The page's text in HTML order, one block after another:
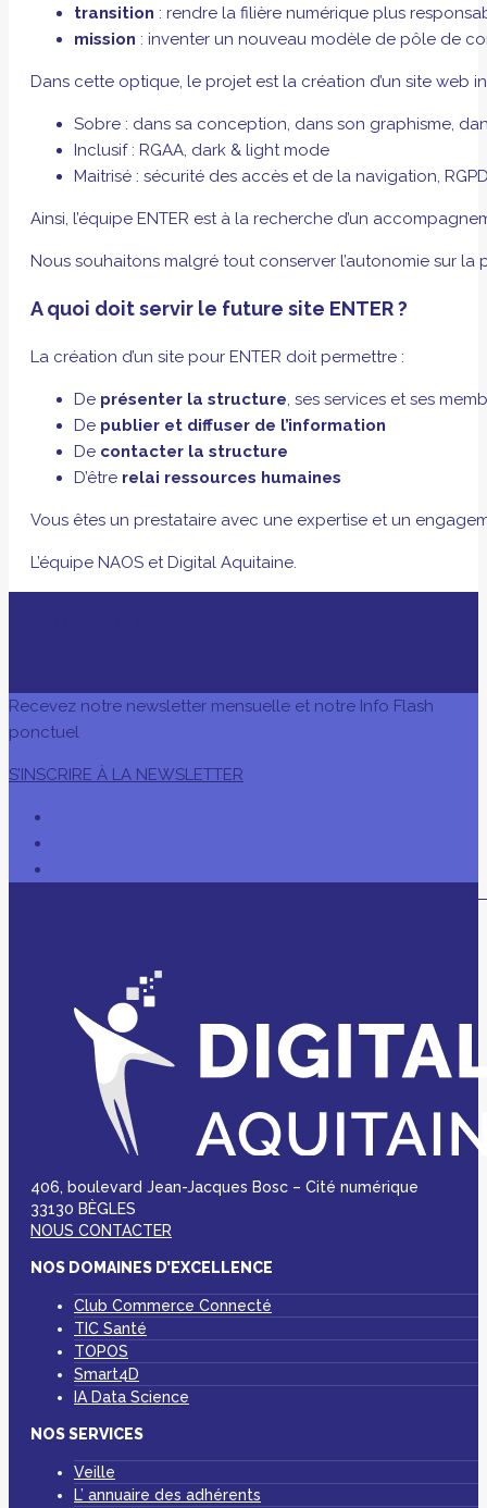
transition : rendre la filière numérique plus
mission : inventer un nouveau modèle de pôle de
Dans cette optique, le projet est la création d’un site web
Sobre : dans sa conception, dans son graphisme,
Inclusif : RGAA, dark & light mode
Maitrisé : sécurité des accès et de la navigation,
Ainsi, l’équipe ENTER est à la recherche d’un
Nous souhaitons malgré tout conserver l’autonomie sur
A quoi doit servir le future site ENTER ?
La création d’un site pour ENTER doit permettre :
De présenter la structure, ses services et ses
De publier et diffuser de l’information
De contacter la structure
D’être relai ressources humaines
Vous êtes un prestataire avec une expertise et un
L’équipe NAOS et Digital Aquitaine.
Recevez notre newsletter mensuelle et notre Info Flash
ponctuel
S’INSCRIRE À LA NEWSLETTER
406, boulevard Jean-Jacques Bosc – Cité numérique
33130 BÈGLES
NOUS CONTACTER
NOS DOMAINES D’EXCELLENCE
Club Commerce Connecté
TIC Santé
TOPOS
Smart4D
IA Data Science
NOS SERVICES
Veille
L’ annuaire des adhérents